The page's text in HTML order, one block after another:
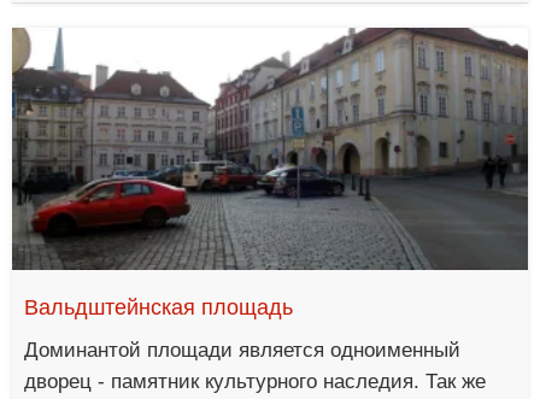
Вальдштейнская площадь
Доминантой площади является одноименный
дворец - памятник культурного наследия. Так же